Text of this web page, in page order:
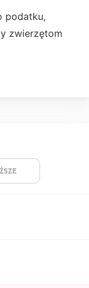
podatku,
zwierzętom